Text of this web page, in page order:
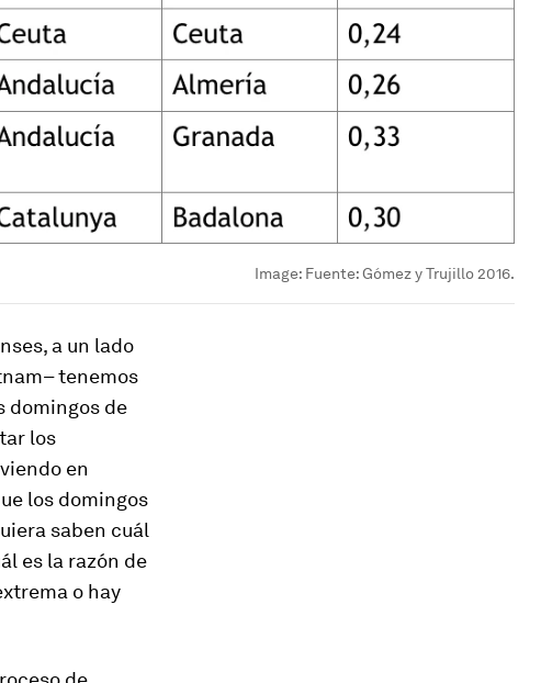
Image: Fuente: Gómez y Trujillo 2016.
a un lado
tenemos
domingos de
los
en
los domingos
saben cuál
es la razón de
o hay